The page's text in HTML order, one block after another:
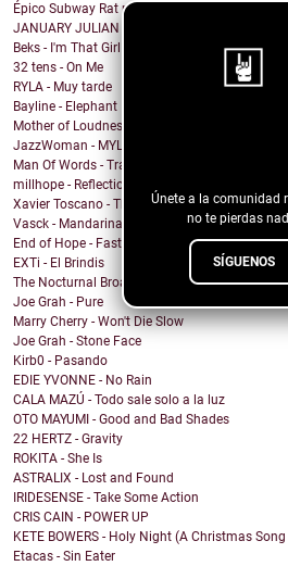
Únete a la comunidad
no te pierdas
SÍGUENOS
Épico Subway Rat nos regala una obra de arte
JANUARY JULIAN - KIDS WITH GUNS
Beks - I'm That Girl
32 tens - On Me
RYLA - Muy tarde
Bayline - Elephant
Mother of Loudness - Not Yet But Soon
JazzWoman - MYLOVAH
Man Of Words - Translation Lost
millhope - Reflection
Xavier Toscano - The City Said
Vasck - Mandarina
End of Hope - Fastball
EXTi - El Brindis
The Nocturnal Broadcast - Insomnia
Joe Grah - Pure
Marry Cherry - Won't Die Slow
Joe Grah - Stone Face
Kirb0 - Pasando
EDIE YVONNE - No Rain
CALA MAZÚ - Todo sale solo a la luz
OTO MAYUMI - Good and Bad Shades
22 HERTZ - Gravity
ROKITA - She Is
ASTRALIX - Lost and Found
IRIDESENSE - Take Some Action
CRIS CAIN - POWER UP
KETE BOWERS - Holy Night (A Christmas
Etacas - Sin Eater